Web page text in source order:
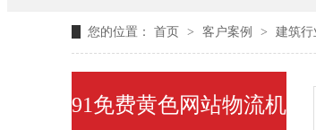
您的位置： 首页 > 客户案例 > 建筑行
91免费黄色网站物流机